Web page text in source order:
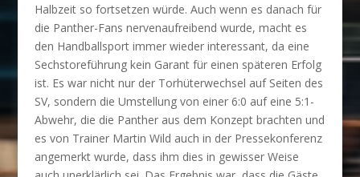
Halbzeit so fortsetzen würde. Auch wenn es danach für
die Panther-Fans nervenaufreibend wurde, macht es
den Handballsport immer wieder interessant, da eine
Sechstoreführung kein Garant für einen späteren Erfolg
ist. Es war nicht nur der Torhüterwechsel auf Seiten des
SV, sondern die Umstellung von einer 6:0 auf eine 5:1-
Abwehr, die die Panther aus dem Konzept brachten und
es von Trainer Martin Wild auch in der Pressekonferenz
angemerkt wurde, dass ihm dies in gewisser Weise